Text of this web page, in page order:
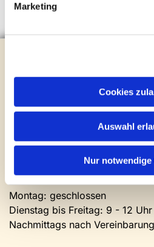
Marketing
Cookies
Auswahl
Nur notwendige
Evangelische
gemeindeamt@kirche-
Newsletter abonnieren
Gemeinde- und Friedhofsamt
Montag: geschlossen
Dienstag bis Freitag: 9 - 12 Uhr
Nachmittags nach Vereinbarung